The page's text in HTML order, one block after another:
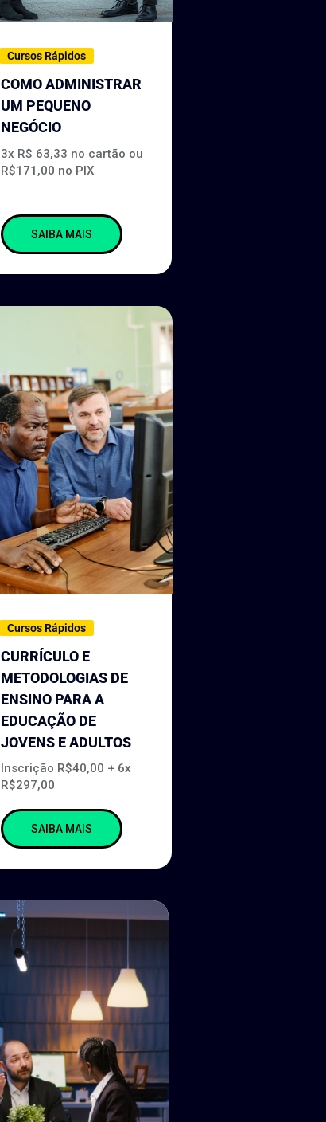
Cursos Rápidos
COMO ADMINISTRAR
UM PEQUENO
NEGÓCIO
3x R$ 63,33 no cartão ou
R$171,00 no PIX
SAIBA MAIS
Cursos Rápidos
CURRÍCULO E
METODOLOGIAS DE
ENSINO PARA A
EDUCAÇÃO DE
JOVENS E ADULTOS
Inscrição R$40,00 + 6x
R$297,00
SAIBA MAIS